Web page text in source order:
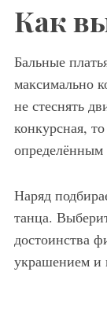
Как
Бальные
максимально
не стеснять
конкурсная,
Наряд
танца.
достоинства
украшением и